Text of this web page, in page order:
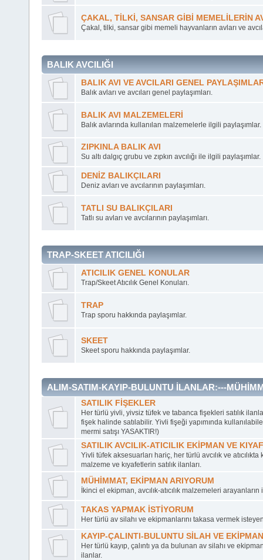
ÇAKAL, TİLKİ, SANSAR GİBİ MEMELİLERİN
Çakal, tilki, sansar gibi memeli hayvanların avları ve
BALIK AVCILIĞI
BALIK AVI VE AVCILARI GENEL
Balık avları ve avcıları genel paylaşımları.
BALIK AVI MALZEMELERİ
Balık avlarında kullanılan malzemelerle ilgili paylaşımlar.
ZIPKINLA BALIK AVI
Su altı dalgıç grubu ve zıpkın avcılığı ile ilgili paylaşımlar.
DENİZ BALIKÇILARI
Deniz avları ve avcılarının paylaşımları.
TATLI SU BALIKÇILARI
Tatlı su avları ve avcılarının paylaşımları.
TRAP-SKEET ATICILIĞI
ATICILIK GENEL KONULAR
Trap/Skeet Atıcılık Genel Konuları.
TRAP
Trap sporu hakkında paylaşımlar.
SKEET
Skeet sporu hakkında paylaşımlar.
ALIM-SATIM-KAYIP-BULUNTU İLANLAR:---
SATILIK FİŞEKLER
Her türlü yivli, yivsiz tüfek ve tabanca fişekleri satılık
fişek halinde satılabilir. Yivli fişeği yapımında
mermi satışı YASAKTIR!)
SATILIK AVCILIK-ATICILIK EKİPMAN VE
Yivli tüfek aksesuarları hariç, her türlü avcılık ve
malzeme ve kıyafetlerin satılık ilanları.
MÜHİMMAT, EKİPMAN ARIYORUM
İkinci el ekipman, avcılık-atıcılık malzemeleri arayanların
TAKAS YAPMAK İSTİYORUM
Her türlü av silahı ve ekipmanlarını takasa vermek
KAYIP-ÇALINTI-BULUNTU SİLAH VE
Her türlü kayıp, çalıntı ya da bulunan av silahı ve
ilanlar.